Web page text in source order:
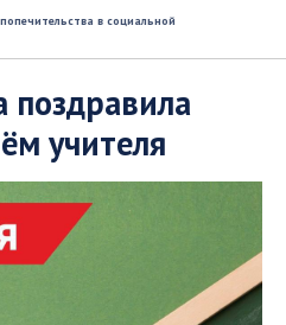
в социальной
учителя